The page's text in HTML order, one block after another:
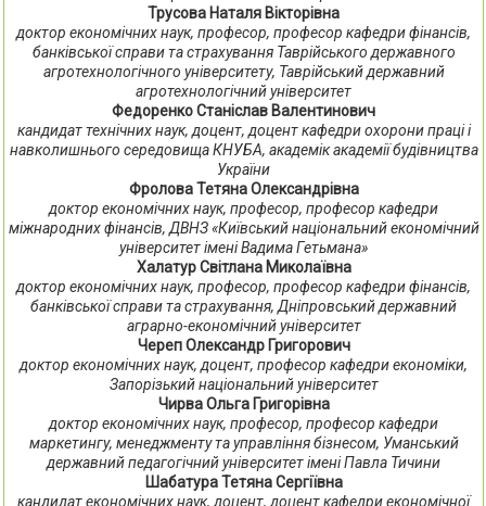
Трусова Наталя Вікторівна
доктор економічних наук, професор, професор кафедри фінансів,
банківської справи та страхування Таврійського державного
агротехнологічного університету, Таврійський державний
агротехнологічний університет
Федоренко Станіслав Валентинович
кандидат технічних наук, доцент, доцент кафедри охорони праці і
навколишнього середовища КНУБА, академік академії будівництва
України
Фролова Тетяна Олександрівна
доктор економічних наук, професор, професор кафедри
міжнародних фінансів, ДВНЗ «Київський національний економічний
університет імені Вадима Гетьмана»
Халатур Світлана Миколаївна
доктор економічних наук, професор, професор кафедри фінансів,
банківської справи та страхування, Дніпровський державний
аграрно-економічний університет
Череп Олександр Григорович
доктор економічних наук, доцент, професор кафедри економіки,
Запорізький національний університет
Чирва Ольга Григорівна
доктор економічних наук, професор, професор кафедри
маркетингу, менеджменту та управління бізнесом, Уманський
державний педагогічний університет імені Павла Тичини
Шабатура Тетяна Сергіївна
кандидат економічних наук, доцент, доцент кафедри економічної